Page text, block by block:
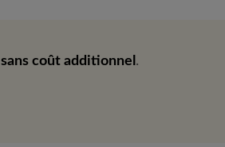
sans coût additionnel .